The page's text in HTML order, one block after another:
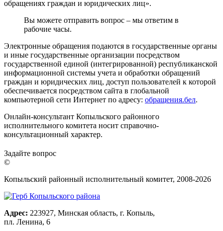
обращениях граждан и юридических лиц».
Вы можете отправить вопрос – мы ответим в
рабочие часы.
Электронные обращения подаются в государственные органы
и иные государственные организации посредством
государственной единой (интегрированной) республиканской
информационной системы учета и обработки обращений
граждан и юридических лиц, доступ пользователей к которой
обеспечивается посредством сайта в глобальной
компьютерной сети Интернет по адресу: обращения.бел.
Онлайн-консультант Копыльского районного
исполнительного комитета носит справочно-
консультационный характер.
Задайте вопрос
©
Копыльский районный исполнительный комитет, 2008-2026
Адрес: 223927, Минская область, г. Копыль,
пл. Ленина, 6